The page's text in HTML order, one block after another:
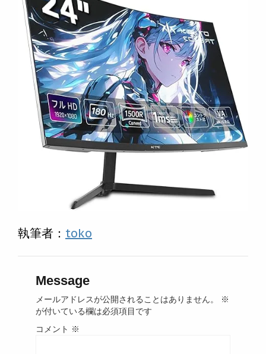
執筆者： toko
Message
メールアドレスが公開されることはありません。
※
が付いている欄は必須項目です
コメント ※